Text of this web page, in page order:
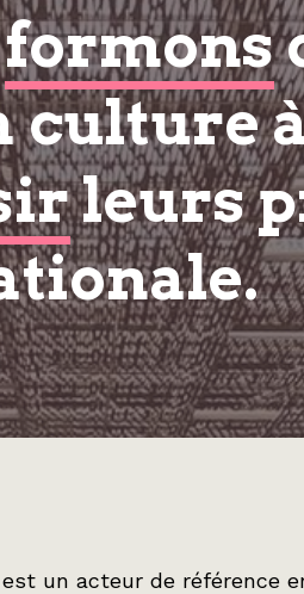
formons
culture
leurs
un acteur de référence